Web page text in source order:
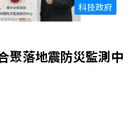
科技政府
聚落地震防災監測中